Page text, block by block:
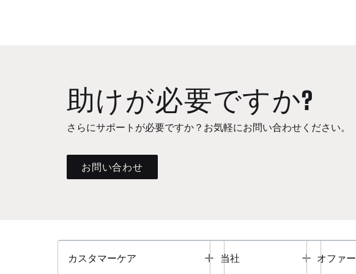
助けが必要ですか?
さらにサポートが必要ですか？お気軽にお問い合わせください。
お問い合わせ
カスタマーケア Toggle
当社 Toggle
オファー